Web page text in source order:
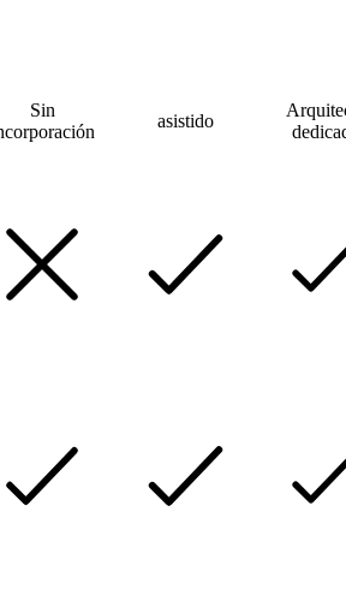
Sin
asistido